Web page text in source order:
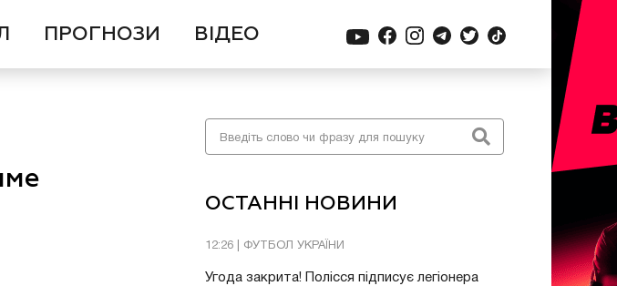
ПРОГНОЗИ ВІДЕО
ОСТАННІ НОВИНИ
12:26 | ФУТБОЛ УКРАЇНИ
Угода закрита! Полісся підписує легіонера